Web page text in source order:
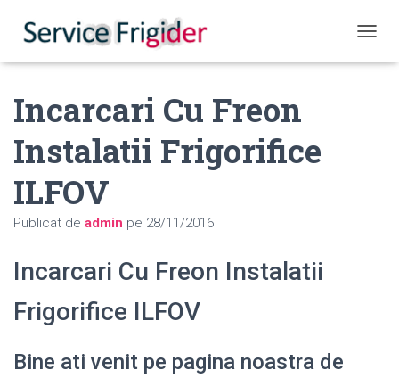
Incarcari Cu Freon
Instalatii Frigorifice
ILFOV
Publicat de admin pe 28/11/2016
Incarcari Cu Freon Instalatii
Frigorifice ILFOV
Bine ati venit pe pagina noastra de